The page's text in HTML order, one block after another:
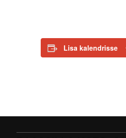
Lisa kalendrisse